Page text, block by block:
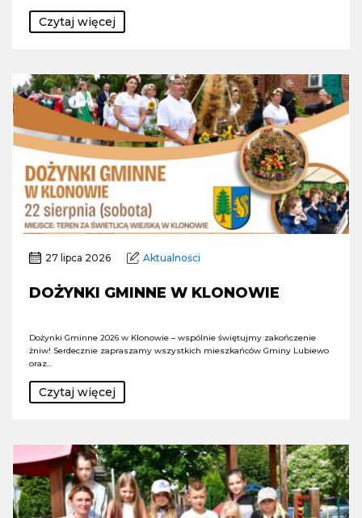
Czytaj więcej
27 lipca 2026 Aktualności
DOŻYNKI GMINNE W KLONOWIE
Dożynki Gminne 2026 w Klonowie – wspólnie świętujmy zakończenie
żniw! Serdecznie zapraszamy wszystkich mieszkańców Gminy Lubiewo
oraz…
Czytaj więcej